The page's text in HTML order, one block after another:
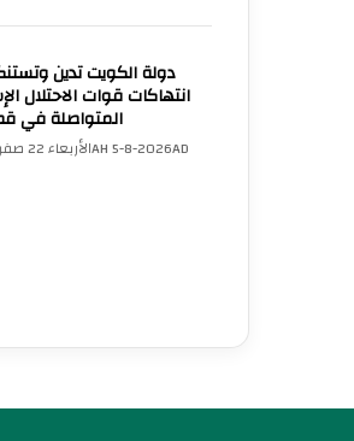
دولة الكويت تدين
انتهاكات قوات الاحتلال
المتواصلة في
الأربعاء 22 صفر 1448AH 5-8-2026AD
📰